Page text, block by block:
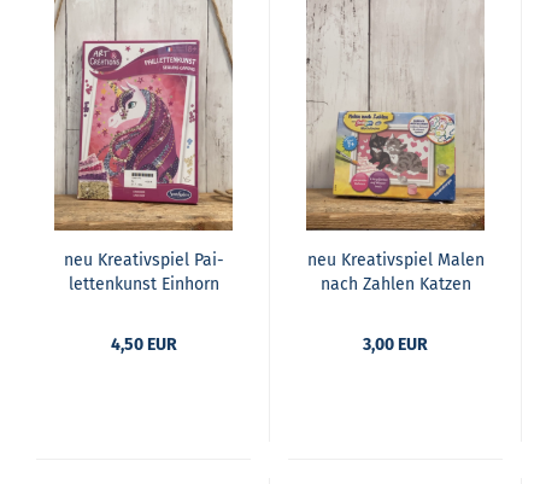
neu Krea­tiv­spiel Pai­
let­ten­kunst Ein­horn
4,50 EUR
neu Krea­tiv­spiel Malen
nach Zah­len Kat­zen
3,00 EUR